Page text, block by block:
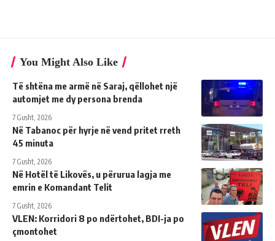
You Might Also Like
Të shtëna me armë në Saraj, qëllohet një
automjet me dy persona brenda
7 Gusht, 2026
Në Tabanoc për hyrje në vend pritet rreth
45 minuta
7 Gusht, 2026
Në Hotël të Likovës, u përurua lagja me
emrin e Komandant Telit
7 Gusht, 2026
VLEN: Korridori 8 po ndërtohet, BDI-ja po
çmontohet